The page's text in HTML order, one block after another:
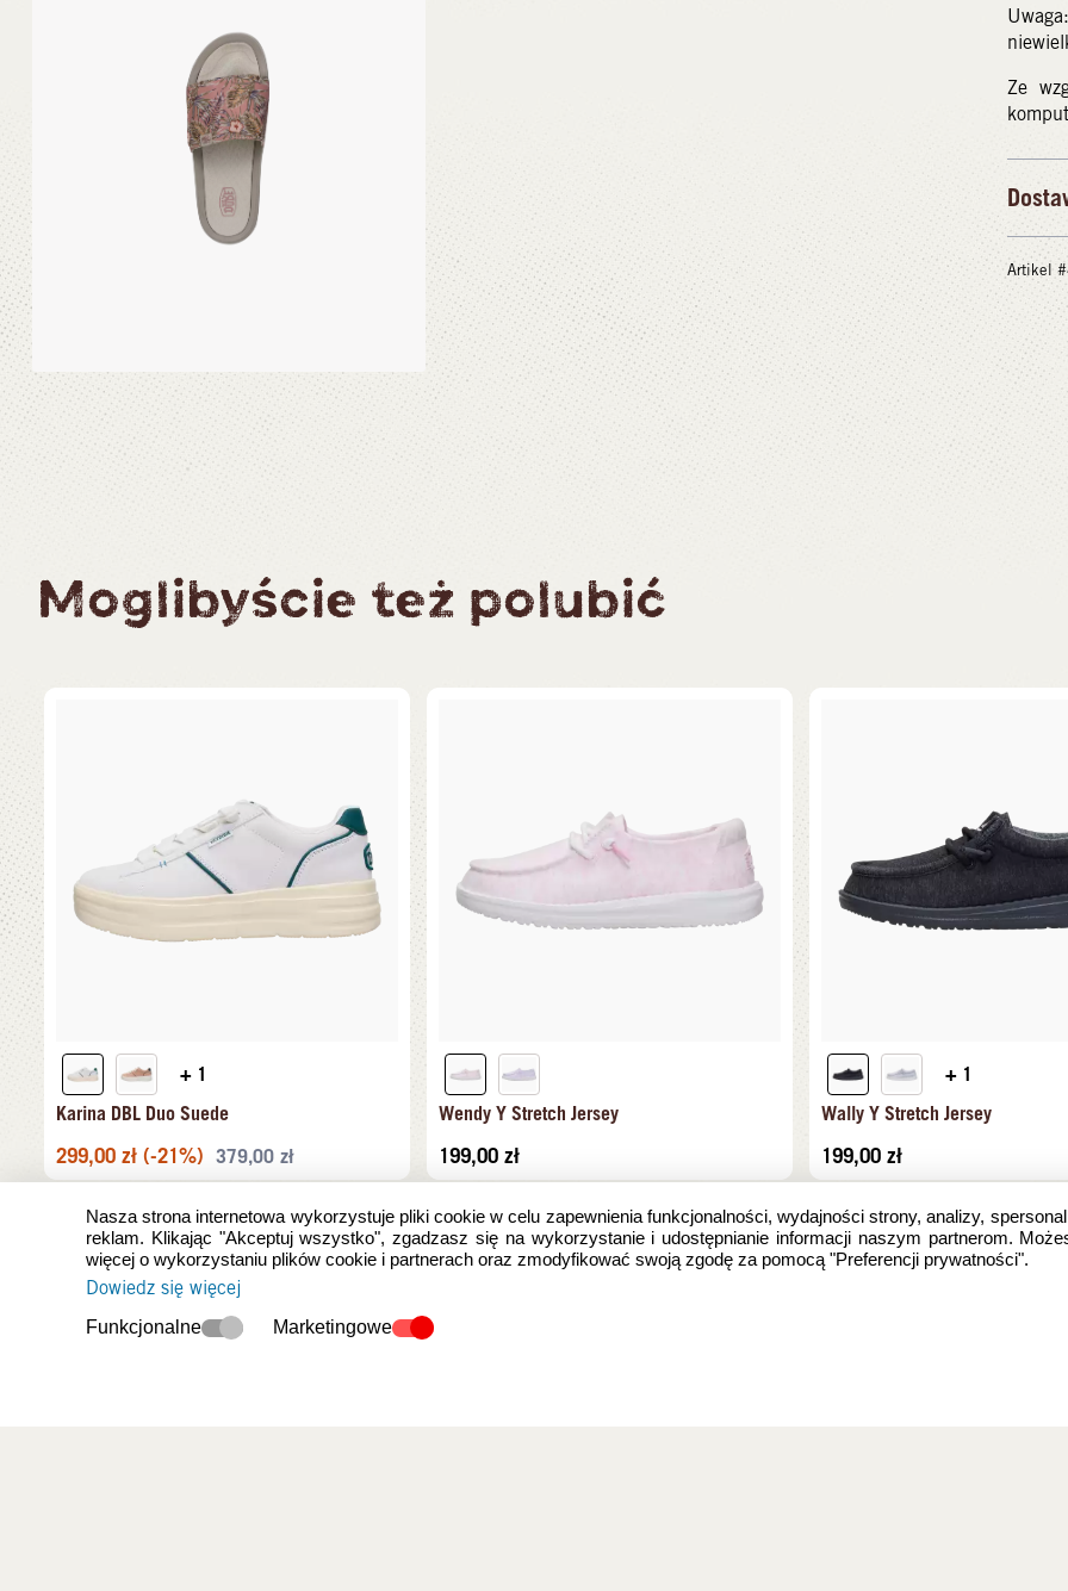
Ze
Artikel
Moglibyście też polubić
+ 1
Karina DBL Duo Suede
299,00 zł (-21%) 379,00 zł
Wendy Y Stretch Jersey
199,00 zł
+ 1
Wally Y Stretch Jersey
199,00 zł
Nasza strona internetowa wykorzystuje pliki cookie w celu zapewnienia funkcjonalności, wydajności strony, analizy,
reklam. Klikając "Akceptuj wszystko", zgadzasz się na wykorzystanie i udostępnianie informacji naszym partnerom.
więcej o wykorzystaniu plików cookie i partnerach oraz zmodyfikować swoją zgodę za pomocą "Preferencji prywatności".
Dowiedz się więcej
Funkcjonalne Marketingowe